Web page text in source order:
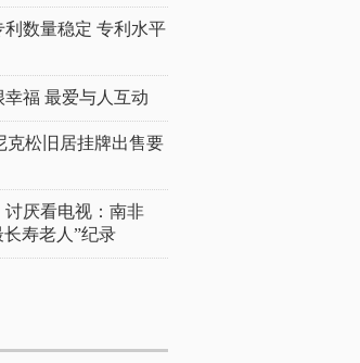
利数量稳定 专利水平
福 最爱与人互动
克松旧居挂牌出售要
讨厌看电视：南非
长寿老人”纪录